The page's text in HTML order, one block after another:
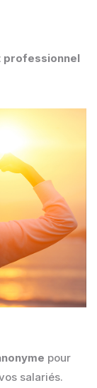
professionnel
pour
salariés.